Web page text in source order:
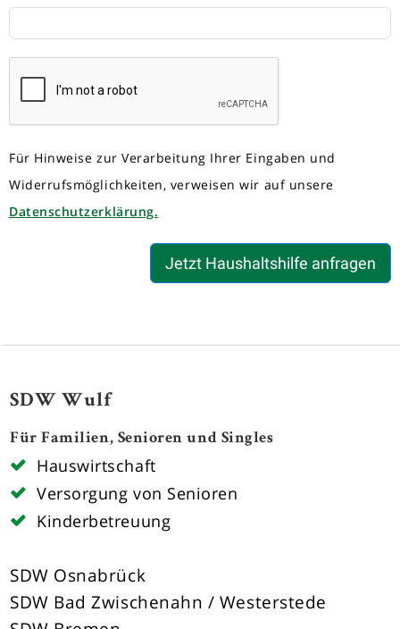
Für Hinweise zur Verarbeitung Ihrer Eingaben und
Widerrufsmöglichkeiten, verweisen wir auf unsere
Datenschutzerklärung.
Jetzt Haushaltshilfe anfragen
SDW Wulf
Für Familien, Senioren und Singles
Hauswirtschaft
Versorgung von Senioren
Kinderbetreuung
SDW Osnabrück
SDW Bad Zwischenahn / Westerstede